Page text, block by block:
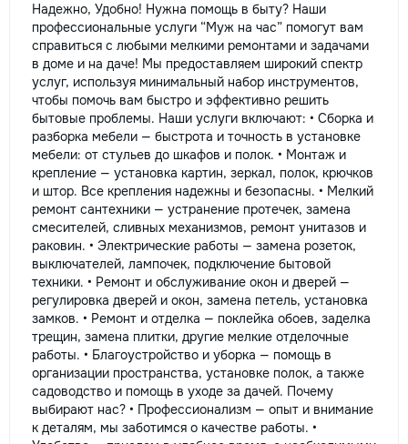
Надежно, Удобно! Нужна помощь в быту? Наши
профессиональные услуги “Муж на час” помогут вам
справиться с любыми мелкими ремонтами и задачами
в доме и на даче! Мы предоставляем широкий спектр
услуг, используя минимальный набор инструментов,
чтобы помочь вам быстро и эффективно решить
бытовые проблемы. Наши услуги включают: • Сборка и
разборка мебели — быстрота и точность в установке
мебели: от стульев до шкафов и полок. • Монтаж и
крепление — установка картин, зеркал, полок, крючков
и штор. Все крепления надежны и безопасны. • Мелкий
ремонт сантехники — устранение протечек, замена
смесителей, сливных механизмов, ремонт унитазов и
раковин. • Электрические работы — замена розеток,
выключателей, лампочек, подключение бытовой
техники. • Ремонт и обслуживание окон и дверей —
регулировка дверей и окон, замена петель, установка
замков. • Ремонт и отделка — поклейка обоев, заделка
трещин, замена плитки, другие мелкие отделочные
работы. • Благоустройство и уборка — помощь в
организации пространства, установке полок, а также
садоводство и помощь в уходе за дачей. Почему
выбирают нас? • Профессионализм — опыт и внимание
к деталям, мы заботимся о качестве работы. •